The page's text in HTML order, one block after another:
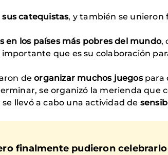
catequistas, y también se unieron
en los países más pobres del mundo,
que es su colaboración
deorganizar muchos juegospara
se organizó la merienda que
llevó a cabo una actividad de
finalmente pudieron